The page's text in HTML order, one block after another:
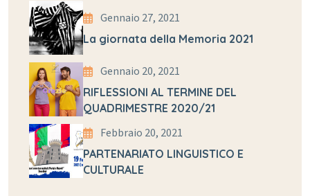
Gennaio 27, 2021
La giornata della Memoria 2021
Gennaio 20, 2021
RIFLESSIONI AL TERMINE DEL
QUADRIMESTRE 2020/21
Febbraio 20, 2021
PARTENARIATO LINGUISTICO E
CULTURALE